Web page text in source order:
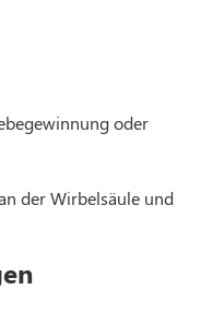
oder
der Wirbelsäule und